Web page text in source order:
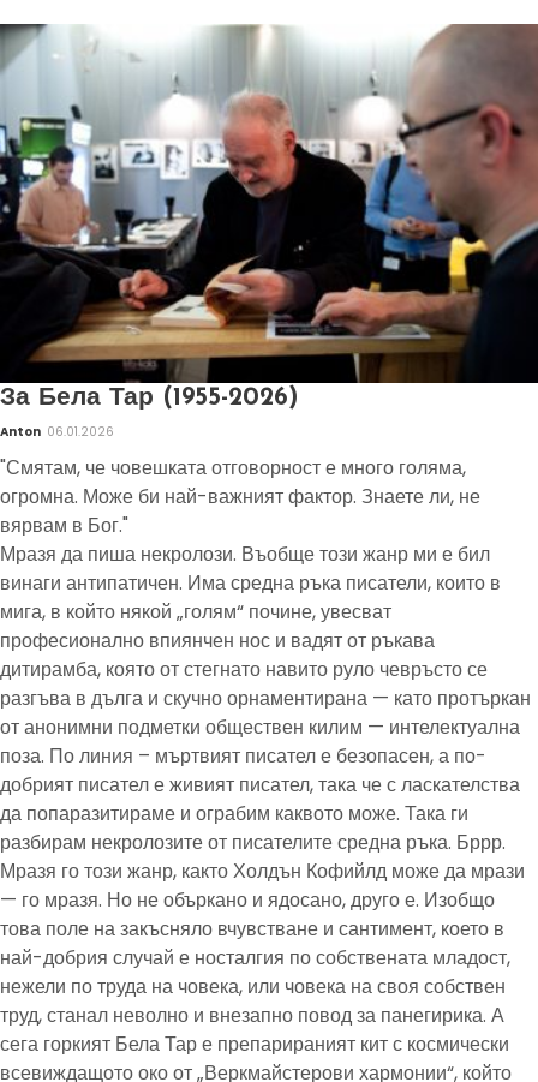
За Бела Тар (1955-2026)
Anton 06.01.2026
"Смятам, че човешката отговорност е много голяма,
огромна. Може би най-важният фактор. Знаете ли, не
вярвам в Бог."
Мразя да пиша некролози. Въобще този жанр ми е бил
винаги антипатичен. Има средна ръка писатели, които в
мига, в който някой „голям“ почине, увесват
професионално впиянчен нос и вадят от ръкава
дитирамба, която от стегнато навито руло чевръсто се
разгъва в дълга и скучно орнаментирана — като протъркан
от анонимни подметки обществен килим — интелектуална
поза. По линия – мъртвият писател е безопасен, а по-
добрият писател е живият писател, така че с ласкателства
да попаразитираме и ограбим каквото може. Така ги
разбирам некролозите от писателите средна ръка. Бррр.
Мразя го този жанр, както Холдън Кофийлд може да мрази
— го мразя. Но не объркано и ядосано, друго е. Изобщо
това поле на закъсняло вчувстване и сантимент, което в
най-добрия случай е носталгия по собствената младост,
нежели по труда на човека, или човека на своя собствен
труд, станал неволно и внезапно повод за панегирика. А
сега горкият Бела Тар е препарираният кит с космически
всевиждащото око от „Веркмайстерови хармонии“, който